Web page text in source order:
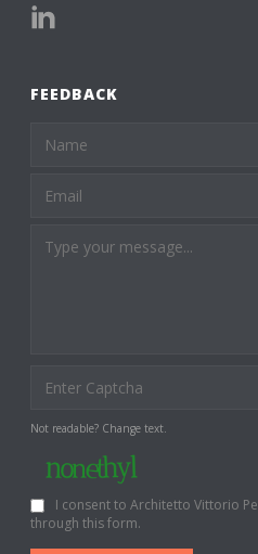
FEEDBACK
Not readable? Change text.
I consent to Architetto Vittorio
through this form.